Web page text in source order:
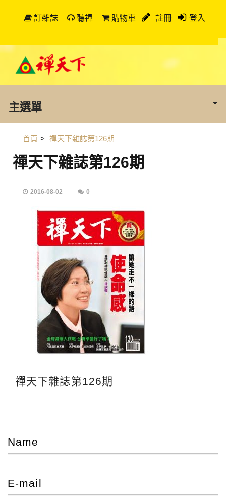
訂雜誌 聽禪 購物車 註冊 登入
主選單
首頁 > 禪天下雜誌第126期
禪天下雜誌第126期
2016-08-02 0
禪天下雜誌第126期
Name
E-mail